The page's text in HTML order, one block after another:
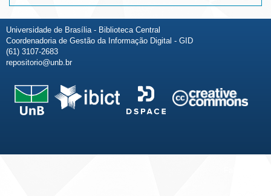
Universidade de Brasília - Biblioteca Central
Coordenadoria de Gestão da Informação Digital - GID
(61) 3107-2683
repositorio@unb.br